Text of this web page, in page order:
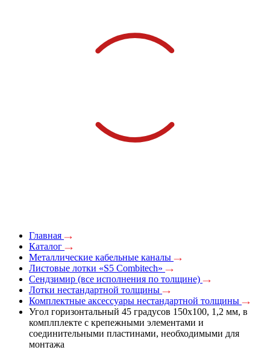
Главная
Каталог
Металлические кабельные каналы
Листовые лотки «S5 Combitech»
Сендзимир (все исполнения по толщине)
Лотки нестандартной толщины
Комплектные аксессуары нестандартной толщины
Угол горизонтальный 45 градусов 150x100, 1,2 мм, в
комплплекте с крепежными элементами и
соединительными пластинами, необходимыми для
монтажа